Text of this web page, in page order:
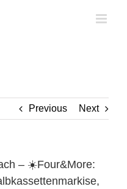
Previous Next
– ☀️Four&More: